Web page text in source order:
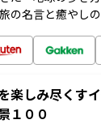
の名言と癒やし
楽しみ尽くす
１００